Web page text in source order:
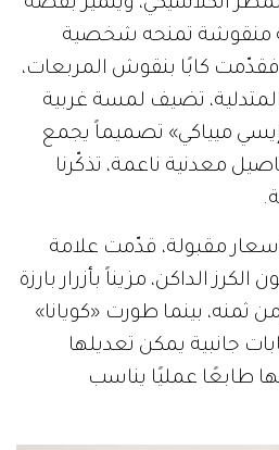
منقوشة تمنحه شخصية
فقدّمت كابًا بنقوش المربعات،
تضيف لمسة غربية
ميياكي» تصميماً يجمع
معدنية ناعمة، تذكّرنا
مقبولة، قدّمت علامة
الداكن، مزيناً بأزرار بارزة
ثمنه، بينما طورت «كويانا»
جانبية يمكن تعديلها
طابعًا عمليًا يناسب